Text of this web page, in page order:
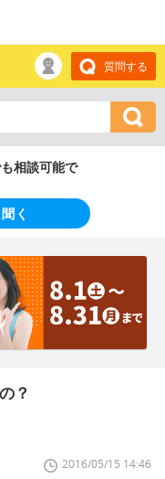
質問する
相談可能で
く
？
2016/05/15 14:46